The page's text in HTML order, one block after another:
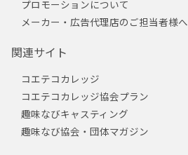
プロモーションについて
メーカー・広告代理店のご担当者様へ
関連サイト
コエテコカレッジ
コエテコカレッジ協会プラン
趣味なびキャスティング
趣味なび協会・団体マガジン